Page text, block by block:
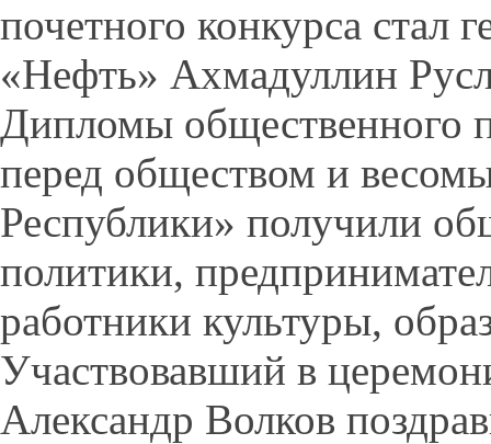
почетного конкурса стал
«Нефть» Ахмадуллин
Дипломы общественного
перед обществом и
Республики» получили
политики,
работники культуры,
Участвовавший в
Александр Волков